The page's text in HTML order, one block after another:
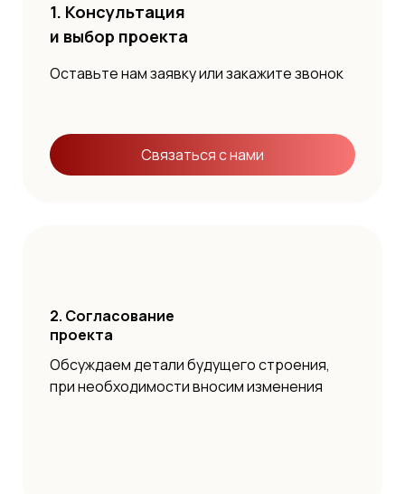
1. Консультация
и выбор проекта
Оставьте нам заявку или закажите звонок
Связаться с нами
2. Согласование
проекта
Обсуждаем детали будущего строения,
при необходимости вносим изменения